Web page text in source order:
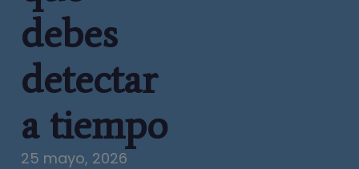
debes
detectar
a tiempo
25 mayo, 2026